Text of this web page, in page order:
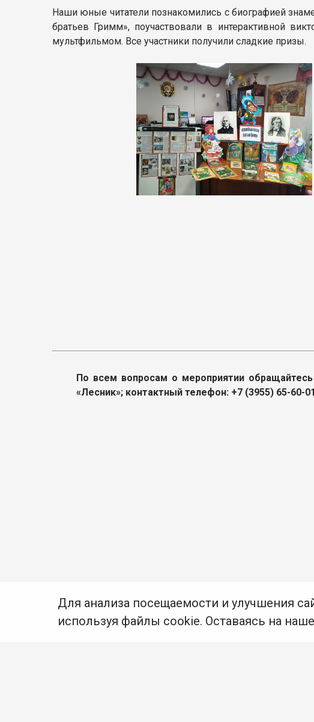
Наши юные читатели познакомились с биографией
братьев Гримм», поучаствовали в интерактивной
мультфильмом. Все участники получили сладкие призы.
По всем вопросам о мероприятии
«Лесник»; контактный телефон: +7 (3955) 65-60-
Для анализа посещаемости и улучшения
используя файлы cookie. Оставаясь на